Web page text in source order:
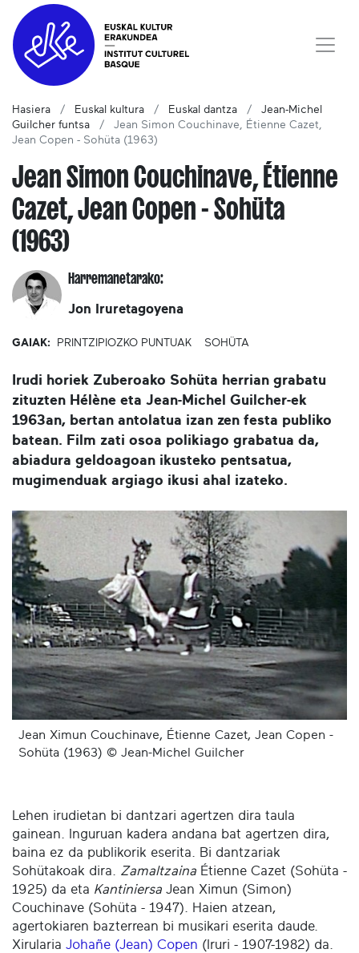
Hasiera Euskal kultura Euskal dantza
Jean-Michel
Guilcher funtsa
Jean Simon Couchinave, Étienne Cazet,
Jean Copen - Sohüta (1963)
Jean Simon Couchinave, Étienne
Cazet, Jean Copen - Sohüta
(1963)
Harremanetarako:
Jon Iruretagoyena
GAIAK: PRINTZIPIOZKO PUNTUAK SOHÜTA
Irudi horiek Zuberoako Sohüta herrian grabatu
zituzten Hélène eta Jean-Michel Guilcher-ek
1963an, bertan antolatua izan zen festa publiko
batean. Film zati osoa polikiago grabatua da,
abiadura geldoagoan ikusteko pentsatua,
mugimenduak argiago ikusi ahal izateko.
Jean Ximun Couchinave, Étienne Cazet, Jean Copen -
Sohüta (1963) © Jean-Michel Guilcher
Lehen irudietan bi dantzari agertzen dira taula
gainean. Inguruan kadera andana bat agertzen dira,
baina ez da publikorik eserita. Bi dantzariak
Sohütakoak dira. Zamaltzaina Étienne Cazet (Sohüta -
1925) da eta Kantiniersa Jean Ximun (Simon)
Couchinave (Sohüta - 1947). Haien atzean,
agertokiaren bazterrean bi musikari eserita daude.
Xirularia Johañe (Jean) Copen (Iruri - 1907-1982) da.